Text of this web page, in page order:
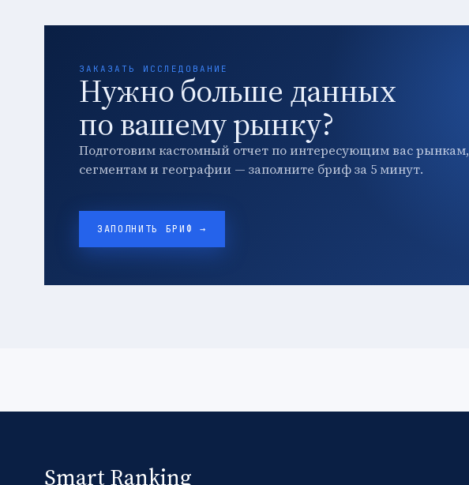
ЗАКАЗАТЬ ИССЛЕДОВАНИЕ
Нужно больше данных
по вашему рынку?
Подготовим кастомный отчет по интересующим вас рынкам,
сегментам и географии — заполните бриф за 5 минут.
ЗАПОЛНИТЬ БРИФ →
Smart Ranking